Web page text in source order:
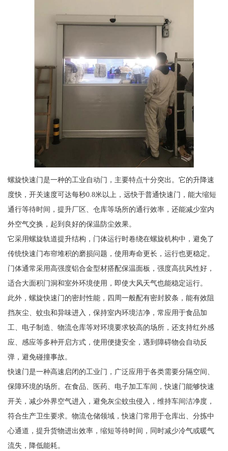
螺旋快速门是一种的工业自动门，主要特点十分突出。它的升降速
度快，开关速度可达每秒0.8米以上，远快于普通快速门，能大缩短
通行等待时间，提升厂区、仓库等场所的通行效率，还能减少室内
外空气交换，起到良好的保温防尘效果。
它采用螺旋轨道提升结构，门体运行时卷绕在螺旋机构中，避免了
传统快速门布帘堆积的磨损问题，使用寿命更长，运行也更稳定。
门体通常采用高强度铝合金型材搭配保温面板，强度高抗风性好，
适合大面积门洞和室外环境使用，即使大风天气也能稳定运行。
此外，螺旋快速门的密封性能，四周一般配有密封胶条，能有效阻
挡灰尘、蚊虫和异味进入，保持室内环境洁净，常应用于食品加
工、电子制造、物流仓库等对环境要求较高的场所，还支持红外感
应、感应等多种开启方式，使用便捷安全，遇到障碍物会自动反
弹，避免碰撞事故。
快速门是一种高速启闭的工业门，广泛应用于各类需要分隔空间、
保障环境的场所。在食品、医药、电子加工车间，快速门能够快速
开关，减少外界空气进入，避免灰尘蚊虫侵入，维持车间洁净度，
符合生产卫生要求。物流仓储领域，快速门常用于仓库出、分拣中
心通道，提升货物进出效率，缩短等待时间，同时减少冷气或暖气
流失，降低能耗。